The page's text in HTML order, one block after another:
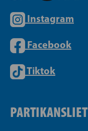
Instagram
Facebook
Tiktok
PARTIKANSLIET